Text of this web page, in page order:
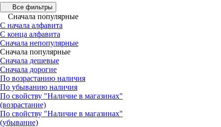
Все фильтры
Сначала популярные
С начала алфавита
С конца алфавита
Сначала непопулярные
Сначала популярные
Сначала дешевые
Сначала дорогие
По возрастанию наличия
По убыванию наличия
По свойству "Наличие в магазинах"
(возрастание)
По свойству "Наличие в магазинах"
(убывание)